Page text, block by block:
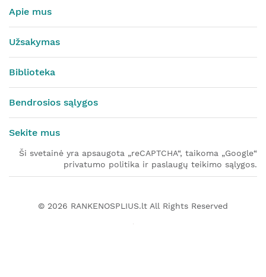
Apie mus
Užsakymas
Biblioteka
Bendrosios sąlygos
Sekite mus
Ši svetainė yra apsaugota „reCAPTCHA“, taikoma „Google“
privatumo politika ir paslaugų teikimo sąlygos.
© 2026 RANKENOSPLIUS.lt All Rights Reserved